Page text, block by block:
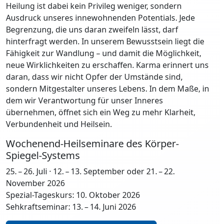
Heilung ist dabei kein Privileg weniger, sondern
Ausdruck unseres innewohnenden Potentials. Jede
Begrenzung, die uns daran zweifeln lässt, darf
hinterfragt werden. In unserem Bewusstsein liegt die
Fähigkeit zur Wandlung – und damit die Möglichkeit,
neue Wirklichkeiten zu erschaffen. Karma erinnert uns
daran, dass wir nicht Opfer der Umstände sind,
sondern Mitgestalter unseres Lebens. In dem Maße, in
dem wir Verantwortung für unser Inneres
übernehmen, öffnet sich ein Weg zu mehr Klarheit,
Verbundenheit und Heilsein.
Wochenend-Heilseminare des Körper-
Spiegel-Systems
25. – 26. Juli · 12. – 13. September oder 21. – 22.
November 2026
Spezial-Tageskurs: 10. Oktober 2026
Sehkraftseminar: 13. – 14. Juni 2026